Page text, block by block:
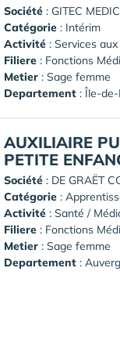
Société : GITEC
Catégorie : Intérim
Activité : Services
Filiere : Fonctions
Metier : Sage femme
Departement : Île-
AUXILIAIRE
PETITE
Société : DE GRAËT
Catégorie :
Activité : Santé /
Filiere : Fonctions
Metier : Sage femme
Departement :